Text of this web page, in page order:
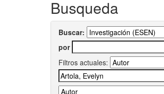
Busqueda
Buscar:
por
Filtros actuales: